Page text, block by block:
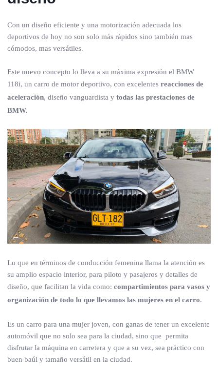
Con un diseño eficiente y una motorización adecuada los
deportivos de hoy no son solo más rápidos sino también mas
cómodos, mas versátiles.
Este nuevo concepto lo lleva a su máxima expresión el BMW
118i, un carro de motor deportivo, con excelentes reacciones de
aceleración, diseño vanguardista y todas las prestaciones de
BMW.
Lo que en términos de conducción femenina llama la atención es
su amplio espacio interior, para piloto y pasajeros y detalles de
diseño, que facilitan la vida como: compartimientos para vasos y
organización de todo lo que llevamos las mujeres en el carro.
Es un carro para una mujer joven, con ganas de tener un excelente
automóvil que no solo sea para la ciudad, sino que permita
disfrutar la máquina en carretera y que a su vez, sea práctico con
buen baúl y tamaño versátil en la ciudad.